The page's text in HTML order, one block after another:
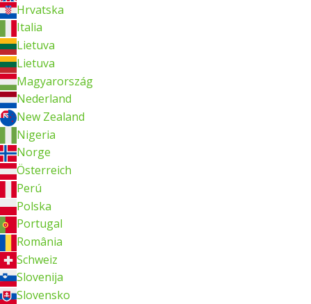
Hrvatska
Italia
Lietuva
Lietuva
Magyarország
Nederland
New Zealand
Nigeria
Norge
Österreich
Perú
Polska
Portugal
România
Schweiz
Slovenija
Slovensko